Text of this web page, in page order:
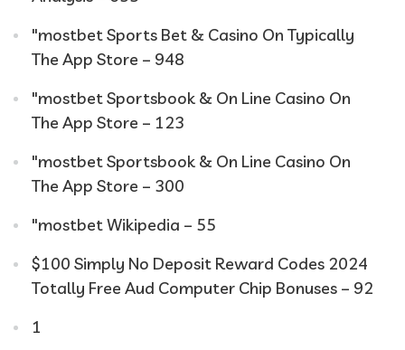
"‎mostbet Sports Bet & Casino On Typically
The App Store – 948
"‎mostbet Sportsbook & On Line Casino On
The App Store – 123
"‎mostbet Sportsbook & On Line Casino On
The App Store – 300
"mostbet Wikipedia – 55
$100 Simply No Deposit Reward Codes 2024
Totally Free Aud Computer Chip Bonuses – 92
1